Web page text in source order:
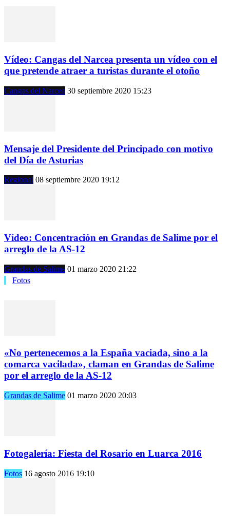
Vídeo: Cangas del Narcea presenta un vídeo con el
que pretende atraer a turistas durante el otoño
Cangas del Narcea 30 septiembre 2020 15:23
Mensaje del Presidente del Principado con motivo
del Día de Asturias
Regional 08 septiembre 2020 19:12
Vídeo: Concentración en Grandas de Salime por el
arreglo de la AS-12
Grandas de Salime 01 marzo 2020 21:22
Fotos
«No pertenecemos a la España vaciada, sino a la
comarca vacilada», claman en Grandas de Salime
por el arreglo de la AS-12
Grandas de Salime 01 marzo 2020 20:03
Fotogalería: Fiesta del Rosario en Luarca 2016
Fotos 16 agosto 2016 19:10